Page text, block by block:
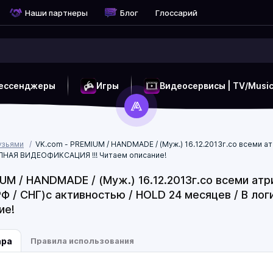
Наши партнеры Блог Глоссарий
Игры Видеосервисы | TV/Music
VK.com - PREMIUM / HANDMADE / (Муж.) 16.12.2013г.со
ВИДЕОФИКСАЦИЯ !!! Читаем описание!
/ HANDMADE / (Муж.) 16.12.2013г.со всеми
/ СНГ)с активностью / HOLD 24 месяцев / В
Правила использования